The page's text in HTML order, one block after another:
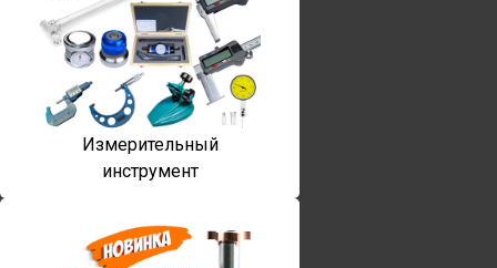
Измерительный
инструмент